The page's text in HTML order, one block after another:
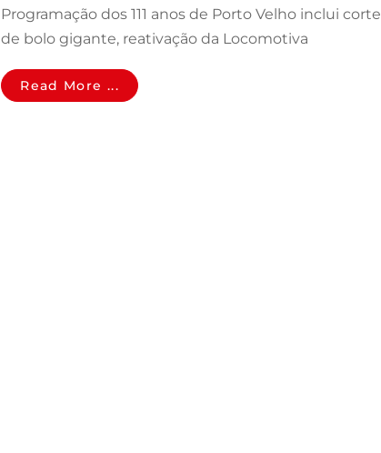
Programação dos 111 anos de Porto Velho inclui corte
de bolo gigante, reativação da Locomotiva
Read More ...